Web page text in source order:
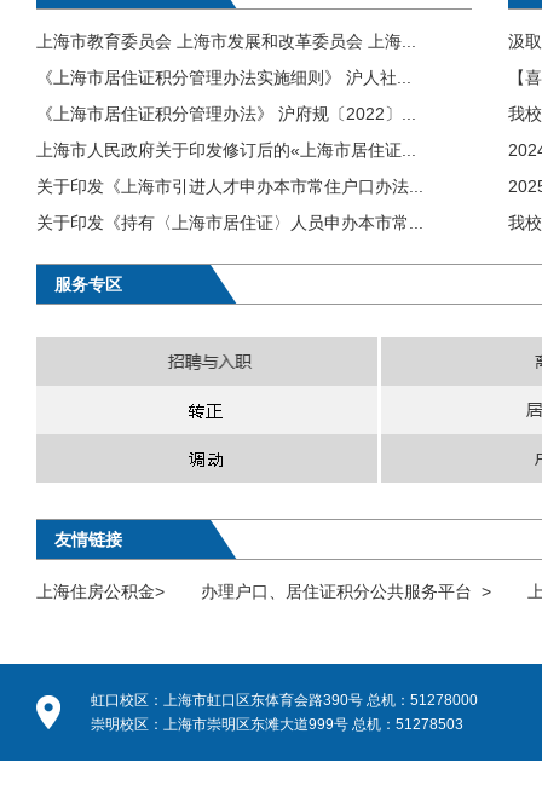
上海市教育委员会 上海市发展和改革委员会 上海...
《上海市居住证积分管理办法实施细则》 沪人社...
《上海市居住证积分管理办法》 沪府规〔2022〕...
上海市人民政府关于印发修订后的«上海市居住证...
关于印发《上海市引进人才申办本市常住户口办法...
关于印发《持有〈上海市居住证〉人员申办本市常...
汲
【
我
我
服务专区
友情链接
上海住房公积金> 办理户口、居住证积分公共服务平台 >
虹口校区：上海市虹口区东体育会路390号 总机：51278000
崇明校区：上海市崇明区东滩大道999号 总机：51278503